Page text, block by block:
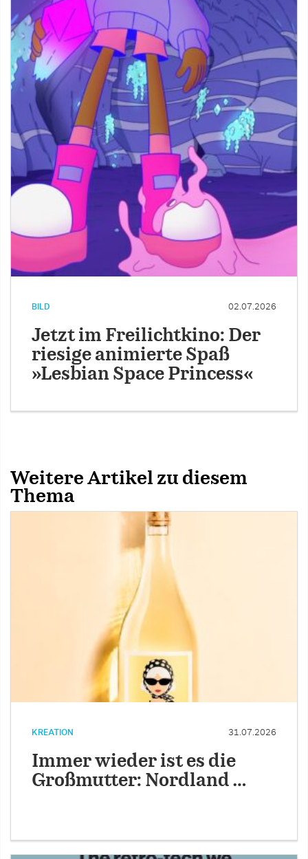
BILD 02.07.2026
Jetzt im Freilichtkino: Der
riesige animierte Spaß
»Lesbian Space Princess«
Weitere Artikel zu diesem
Thema
KREATION 31.07.2026
Immer wieder ist es die
Großmutter: Nordland …